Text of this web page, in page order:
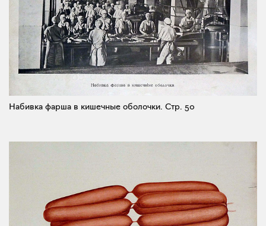
Набивка фарша в кишечные оболочки. Стр. 50